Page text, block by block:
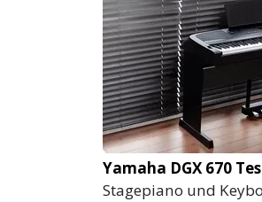
Yamaha DGX 670
Stagepiano und